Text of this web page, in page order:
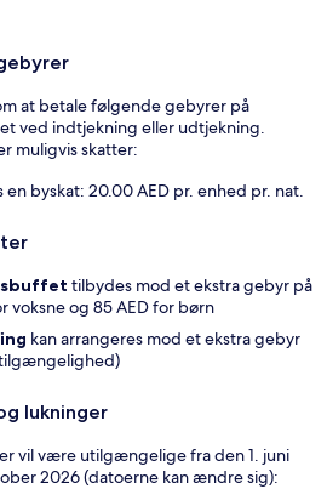
at betale følgende gebyrer på
ved indtjekning eller udtjekning.
muligvis skatter:
byskat: 20.00 AED pr. enhed pr. nat.
tilbydes mod et ekstra gebyr på
voksne og 85 AED for børn
kan arrangeres mod et ekstra gebyr
lukninger
vil være utilgængelige fra den 1. juni
2026 (datoerne kan ændre sig):